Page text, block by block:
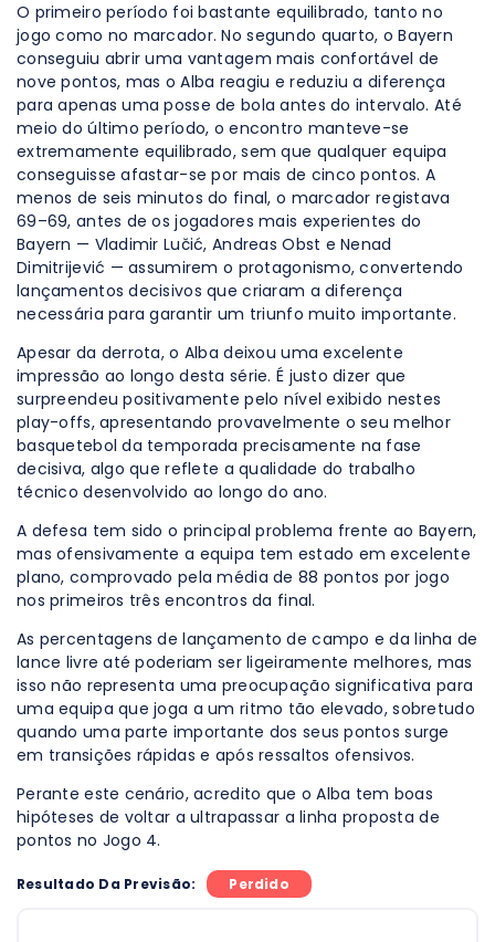
O primeiro período foi bastante equilibrado, tanto no
jogo como no marcador. No segundo quarto, o Bayern
conseguiu abrir uma vantagem mais confortável de
nove pontos, mas o Alba reagiu e reduziu a diferença
para apenas uma posse de bola antes do intervalo. Até
meio do último período, o encontro manteve-se
extremamente equilibrado, sem que qualquer equipa
conseguisse afastar-se por mais de cinco pontos. A
menos de seis minutos do final, o marcador registava
69–69, antes de os jogadores mais experientes do
Bayern — Vladimir Lučić, Andreas Obst e Nenad
Dimitrijević — assumirem o protagonismo, convertendo
lançamentos decisivos que criaram a diferença
necessária para garantir um triunfo muito importante.
Apesar da derrota, o Alba deixou uma excelente
impressão ao longo desta série. É justo dizer que
surpreendeu positivamente pelo nível exibido nestes
play-offs, apresentando provavelmente o seu melhor
basquetebol da temporada precisamente na fase
decisiva, algo que reflete a qualidade do trabalho
técnico desenvolvido ao longo do ano.
A defesa tem sido o principal problema frente ao Bayern,
mas ofensivamente a equipa tem estado em excelente
plano, comprovado pela média de 88 pontos por jogo
nos primeiros três encontros da final.
As percentagens de lançamento de campo e da linha de
lance livre até poderiam ser ligeiramente melhores, mas
isso não representa uma preocupação significativa para
uma equipa que joga a um ritmo tão elevado, sobretudo
quando uma parte importante dos seus pontos surge
em transições rápidas e após ressaltos ofensivos.
Perante este cenário, acredito que o Alba tem boas
hipóteses de voltar a ultrapassar a linha proposta de
pontos no Jogo 4.
Resultado Da Previsão: Perdido